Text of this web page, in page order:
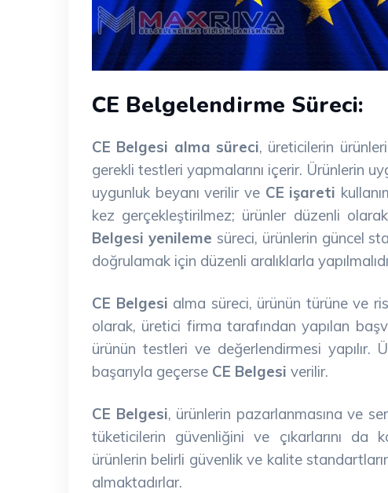
CE Belgelendirme Süreci:
CE Belgesi alma süreci, üreticilerin
gerekli testleri yapmalarını içerir. Ürünlerin
uygunluk beyanı verilir ve CE işareti
kez gerçekleştirilmez; ürünler düzenli
Belgesi yenileme süreci, ürünlerin güncel
doğrulamak için düzenli aralıklarla
CE Belgesi alma süreci, ürünün türüne ve
olarak, üretici firma tarafından yapılan
ürünün testleri ve değerlendirmesi yapılır.
başarıyla geçerse CE Belgesi verilir.
CE Belgesi, ürünlerin pazarlanmasına ve
tüketicilerin güvenliğini ve çıkarlarını da
ürünlerin belirli güvenlik ve kalite
almaktadırlar.